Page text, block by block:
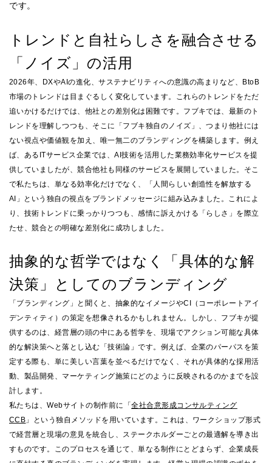
です。
トレンドと自社らしさを融合させる
「ノイズ」の活用
2026年、DXやAIの進化、サステナビリティへの意識の高まりなど、BtoB
市場のトレンドは目まぐるしく変化しています。これらのトレンドをただ
追いかけるだけでは、他社との差別化は困難です。フブキでは、最新のト
レンドを理解しつつも、そこに「フブキ独自のノイズ」、つまり他社には
ない視点や価値観を加え、唯一無二のブランディングを構築します。例え
ば、あるITサービス企業では、AI技術を活用した業務効率化サービスを提
供していましたが、競合他社も同様のサービスを展開していました。そこ
で私たちは、単なる効率化だけでなく、「人間らしい創造性を解放する
AI」という独自の視点をブランドメッセージに組み込みました。これによ
り、技術トレンドに乗っかりつつも、感情に訴えかける「らしさ」を際立
たせ、競合との明確な差別化に成功しました。
抽象的な哲学ではなく「具体的な解
決策」としてのブランディング
「ブランディング」と聞くと、抽象的なイメージやCI（コーポレートアイ
デンティティ）の策定を想像されるかもしれません。しかし、フブキが提
供するのは、経営層の頭の中にある哲学を、現場でアクション可能な具体
的な解決策へと落とし込む「技術論」です。例えば、企業のパーパスを策
定する際も、単に美しい言葉を並べるだけでなく、それが具体的な採用活
動、製品開発、マーケティング施策にどのように反映されるのかまでを設
計します。
私たちは、Webサイトの制作前に「全社合意形成コンサルティング
CCB 」という独自メソッドを用いています。これは、ワークショップ形式
で経営層と現場の意見を統合し、ステークホルダーごとの最適解を導き出
すものです。このプロセスを通じて、単なる制作にとどまらず、企業成長